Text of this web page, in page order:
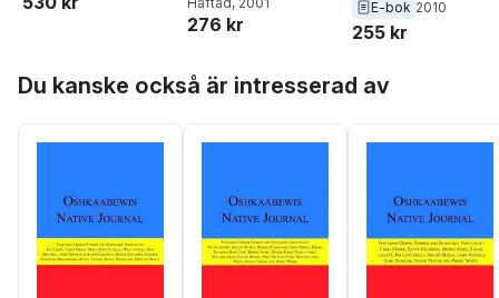
276 kr
E-bok 2010
255 kr
Du kanske också är intresserad av